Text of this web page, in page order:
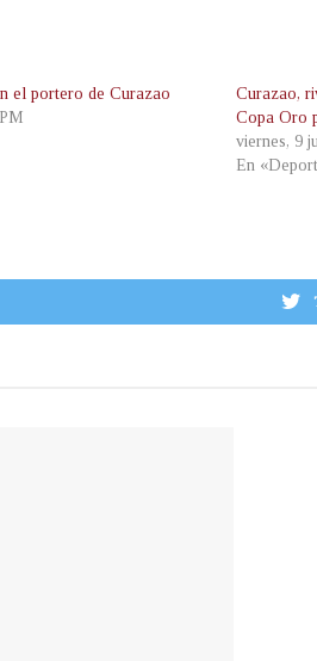
el portero de Curazao
Curazao,
Copa Oro
viernes, 9
En